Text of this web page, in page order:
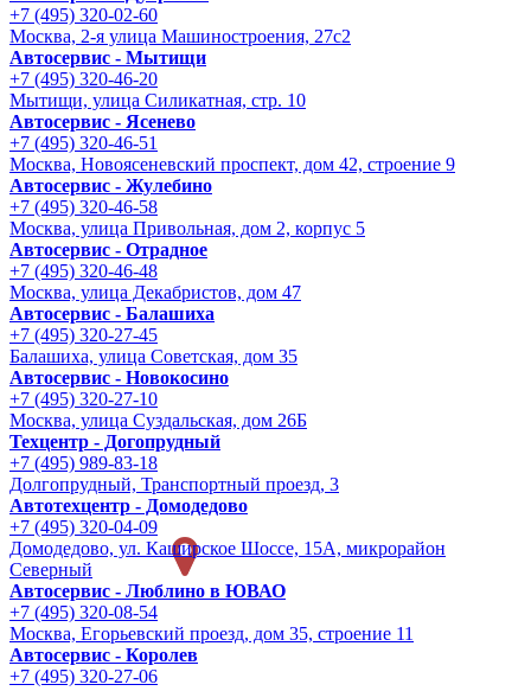
+7 (495) 320-02-60
Москва, 2-я улица Машиностроения, 27с2
Автосервис - Мытищи
+7 (495) 320-46-20
Мытищи, улица Силикатная, стр. 10
Автосервис - Ясенево
+7 (495) 320-46-51
Москва, Новоясеневский проспект, дом 42, строение 9
Автосервис - Жулебино
+7 (495) 320-46-58
Москва, улица Привольная, дом 2, корпус 5
Автосервис - Отрадное
+7 (495) 320-46-48
Москва, улица Декабристов, дом 47
Автосервис - Балашиха
+7 (495) 320-27-45
Балашиха, улица Советская, дом 35
Автосервис - Новокосино
+7 (495) 320-27-10
Москва, улица Суздальская, дом 26Б
Техцентр - Догопрудный
+7 (495) 989-83-18
Долгопрудный, Транспортный проезд, 3
Автотехцентр - Домодедово
+7 (495) 320-04-09
Домодедово, ул. Каширское Шоссе, 15А, микрорайон
Северный
Автосервис - Люблино в ЮВАО
+7 (495) 320-08-54
Москва, Егорьевский проезд, дом 35, строение 11
Автосервис - Королев
+7 (495) 320-27-06